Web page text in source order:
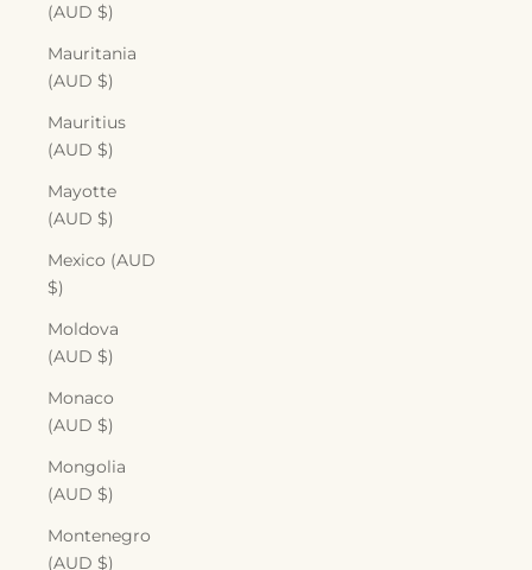
(AUD $)
Mauritania
(AUD $)
Mauritius
(AUD $)
Mayotte
(AUD $)
Mexico (AUD
$)
Moldova
(AUD $)
Monaco
(AUD $)
Mongolia
(AUD $)
Montenegro
(AUD $)